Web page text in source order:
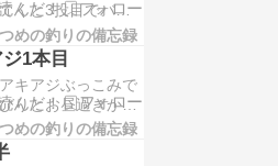
くと3投目でバイ
ー！！ぶち抜ける
くらいですかね。
止まりでバイトも
て一発目サイズダ
ント移動の1投
とバイト！まずま
UPです…
めの釣りの備忘録
1本目
キアジぶっこみで
りとお昼過ぎから
夜まで横一線。3
すぐに一番最初に
めの釣りの備忘録